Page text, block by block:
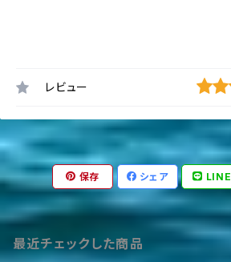
レビュー
保存 シェア LINE
最近チェックした商品